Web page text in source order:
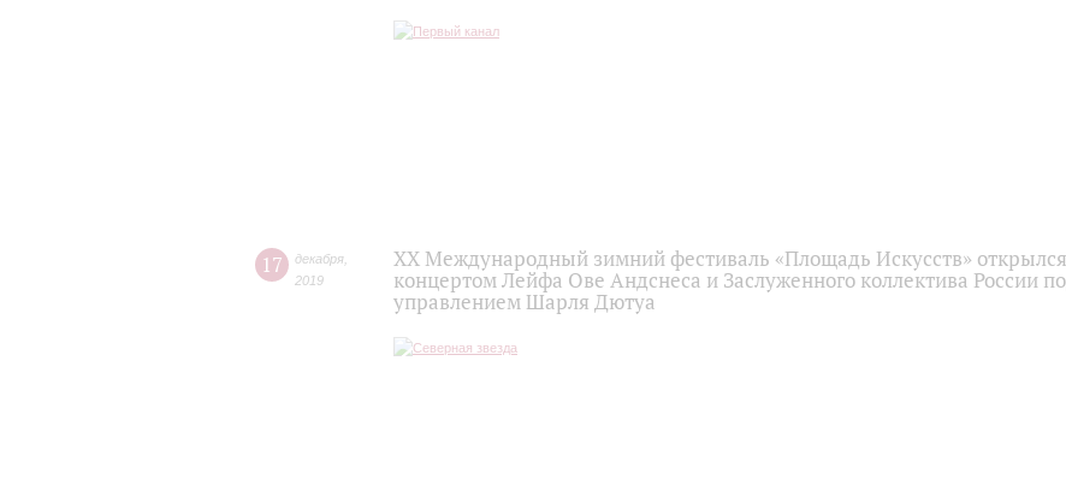
17 декабря
2019
XX Международный зимний фестиваль «Площадь Искусств»
концертом Лейфа Ове Андснеса и Заслуженного коллектива России
управлением Шарля Дютуа